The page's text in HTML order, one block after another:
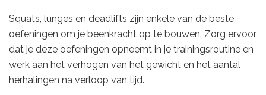
Squats, lunges en deadlifts zijn enkele van de beste
oefeningen om je beenkracht op te bouwen. Zorg ervoor
dat je deze oefeningen opneemt in je trainingsroutine en
werk aan het verhogen van het gewicht en het aantal
herhalingen na verloop van tijd.